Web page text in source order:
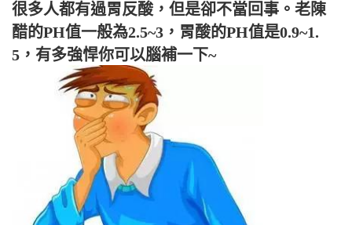
很多人都有過胃反酸，但是卻不當回事。老陳
醋的PH值一般為2.5~3，胃酸的PH值是0.9~1.
5，有多強悍你可以腦補一下~